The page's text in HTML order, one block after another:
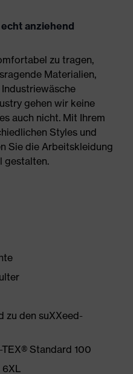
anziehend
zu tragen,
Materialien,
gehen wir keine
auch nicht. Mit Ihrem
Styles und
Sie die Arbeitskleidung
gestalten.
zu den suXXeed-
Standard 100
6XL